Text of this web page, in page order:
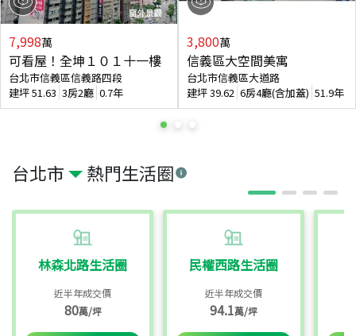
台北市 熱門生活圈
林森北路生活圈
近半年成交價
80萬/坪
民權西路生活圈
近半年成交價
94.1萬/坪
7,998萬
可看屋！全坤１０１十一樓
台北市信義區信義路四段
建坪51.63 3房2廳 0.7年
3,800萬
信義區大空間美寓
台北市信義區大道路
建坪39.62 6房4廳(含加蓋) 51.9年